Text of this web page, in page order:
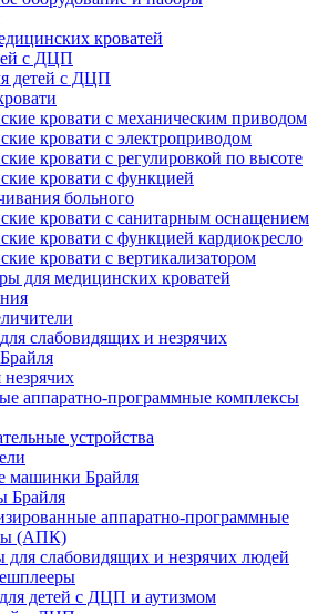
кроватей
с ДЦП
детей с ДЦП
кровати с механическим приводом
кровати с электроприводом
кровати с регулировкой по высоте
кровати с функцией
больного
кровати с санитарным оснащением
кровати с функцией кардиокресло
кровати с вертикализатором
для медицинских кроватей
слабовидящих и незрячих
аппаратно-программные комплексы
устройства
Брайля
Брайля
аппаратно-программные
(АПК)
для слабовидящих и незрячих людей
детей с ДЦП и аутизмом